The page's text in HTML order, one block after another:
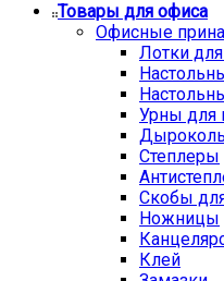
Товары для офиса
Офисные
Лотки
Урны для
Степлеры
Скобы
Ножницы
Клей